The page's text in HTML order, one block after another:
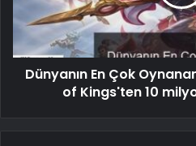
Dünyanın En Çok
of Kings'ten 10